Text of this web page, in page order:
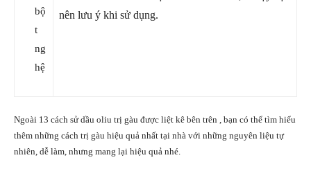
bộ
t
ng
hệ
nên lưu ý khi sử dụng.
Ngoài 13 cách sử dầu oliu trị gàu được liệt kê bên trên , bạn có thể tìm hiểu
thêm những cách trị gàu hiệu quả nhất tại nhà với những nguyên liệu tự
nhiên, dễ làm, nhưng mang lại hiệu quả nhé.